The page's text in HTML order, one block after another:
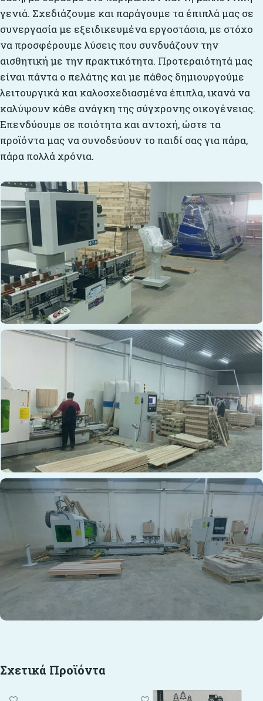
γενιά. Σχεδιάζουμε και παράγουμε τα έπιπλά μας σε
συνεργασία με εξειδικευμένα εργοστάσια, με στόχο
να προσφέρουμε λύσεις που συνδυάζουν την
αισθητική με την πρακτικότητα. Προτεραιότητά μας
είναι πάντα ο πελάτης και με πάθος δημιουργούμε
λειτουργικά και καλοσχεδιασμένα έπιπλα, ικανά να
καλύψουν κάθε ανάγκη της σύγχρονης οικογένειας.
Επενδύουμε σε ποιότητα και αντοχή, ώστε τα
προϊόντα μας να συνοδεύουν το παιδί σας για πάρα,
πάρα πολλά χρόνια.
Σχετικά Προϊόντα